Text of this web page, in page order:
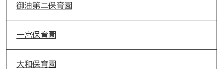
御油第二保育園
一宮保育園
大和保育園